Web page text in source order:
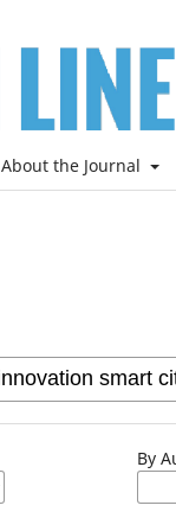
About the Journal
By